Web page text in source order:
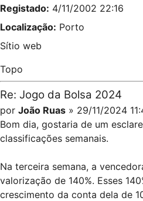
Registado: 4/11/2002 22:16
Localização: Porto
Sítio web
Topo
Re: Jogo da Bolsa 2024
por João Ruas » 29/11/2024
Bom dia, gostaria de um
classificações semanais.
Na terceira semana, a
valorização de 140%. Esses
crescimento da conta dela de